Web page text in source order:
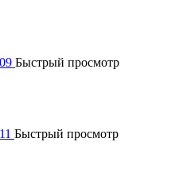
Быстрый просмотр
Быстрый просмотр